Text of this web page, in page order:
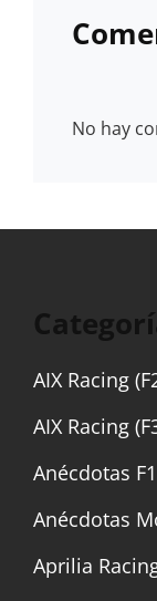
No hay
AIX Racing
AIX Racing
Anécdotas F1
Anécdotas
Aprilia